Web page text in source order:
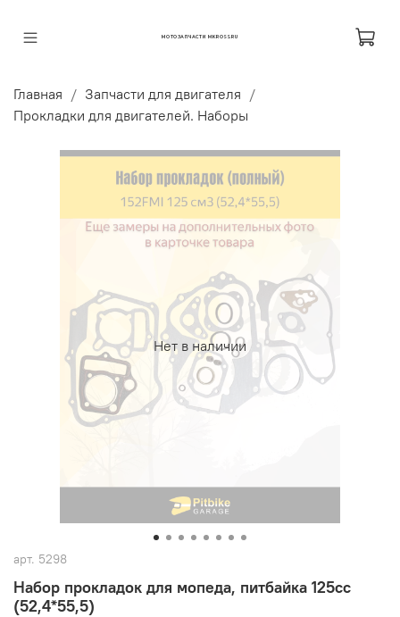
МОТОЗАПЧАСТИ MKROSS.RU
Главная
Запчасти для двигателя
Прокладки для двигателей. Наборы
Нет в наличии
арт. 5298
Набор прокладок для мопеда, питбайка 125сс
(52,4*55,5)